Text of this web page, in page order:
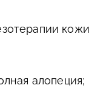
кожи
алопеция;